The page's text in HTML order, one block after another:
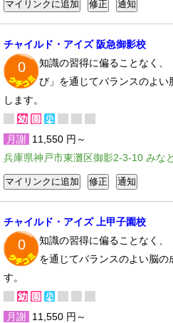
チャイルド・アイズ 阪急御影校
0
知識の習得に偏ることなく、
び」を通じてバランスのよい
します。
月謝 11,550 円～
兵庫県神戸市東灘区御影2-3-10 みな
チャイルド・アイズ 上甲子園校
0
知識の習得に偏ることなく、
を通じてバランスのよい脳の
す。
月謝 11,550 円～